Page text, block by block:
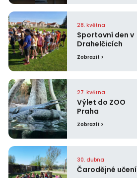
28. května
Sportovní den v
Drahelčicích
Zobrazit >
27. května
Výlet do ZOO
Praha
Zobrazit >
30. dubna
Čarodějné učení